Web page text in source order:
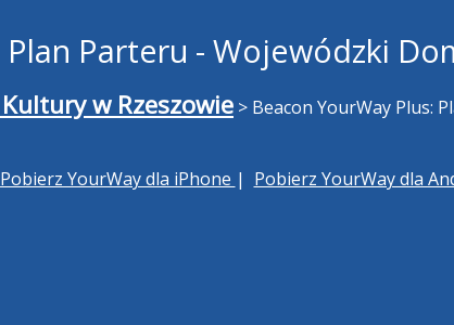
Plan Parteru - Wojewódzki
w Rzeszowie > Beacon YourWay Plus:
Pobierz YourWay dla iPhone | Pobierz YourWay dla